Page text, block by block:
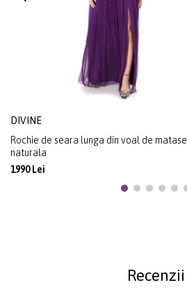
DIVINE
Rochie de seara lunga din voal de matase
naturala
1990 Lei
Recenzii